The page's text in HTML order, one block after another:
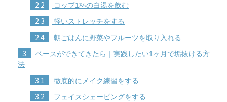
2.2 コップ1杯の白湯を飲む
2.3 軽いストレッチをする
2.4 朝ごはんに野菜やフルーツを取り入れる
3
ベースができてきたら｜実践したい1ヶ月で垢抜ける方
法
3.1 徹底的にメイク練習をする
3.2 フェイスシェービングをする